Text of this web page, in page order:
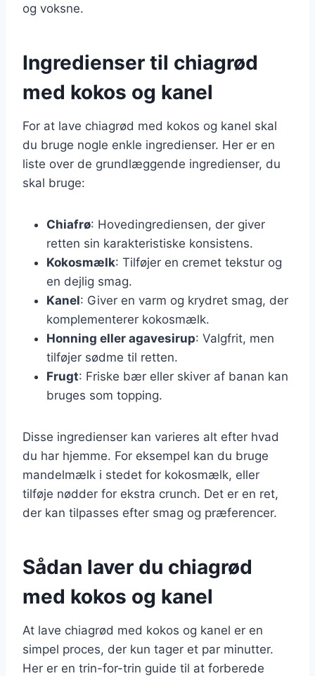
og voksne.
Ingredienser til chiagrød
med kokos og kanel
For at lave chiagrød med kokos og kanel skal
du bruge nogle enkle ingredienser. Her er en
liste over de grundlæggende ingredienser, du
skal bruge:
Chiafrø: Hovedingrediensen, der giver
retten sin karakteristiske konsistens.
Kokosmælk: Tilføjer en cremet tekstur og
en dejlig smag.
Kanel: Giver en varm og krydret smag, der
komplementerer kokosmælk.
Honning eller agavesirup: Valgfrit, men
tilføjer sødme til retten.
Frugt: Friske bær eller skiver af banan kan
bruges som topping.
Disse ingredienser kan varieres alt efter hvad
du har hjemme. For eksempel kan du bruge
mandelmælk i stedet for kokosmælk, eller
tilføje nødder for ekstra crunch. Det er en ret,
der kan tilpasses efter smag og præferencer.
Sådan laver du chiagrød
med kokos og kanel
At lave chiagrød med kokos og kanel er en
simpel proces, der kun tager et par minutter.
Her er en trin-for-trin guide til at forberede